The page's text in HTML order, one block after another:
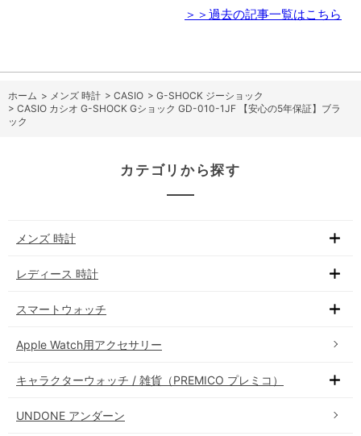
＞＞過去の記事一覧はこちら
ホーム > メンズ 時計 > CASIO > G-SHOCK ジーショック
> CASIO カシオ G-SHOCK Gショック GD-010-1JF 【安心の5年保証】ブラ
ック
カテゴリから探す
メンズ 時計
レディース 時計
スマートウォッチ
Apple Watch用アクセサリー
キャラクターウォッチ / 雑貨（PREMICO プレミコ）
UNDONE アンダーン